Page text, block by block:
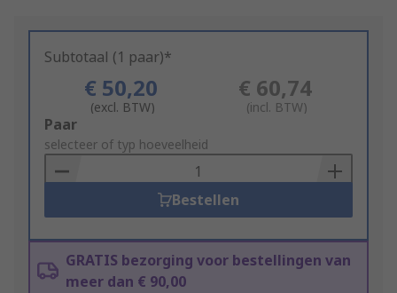
Subtotaal (1 paar)*
€ 50,20
(excl. BTW)
€ 60,74
(incl. BTW)
Add
to
Basket
Paar
selecteer of typ hoeveelheid
Bestellen
GRATIS bezorging voor bestellingen van
meer dan € 90,00